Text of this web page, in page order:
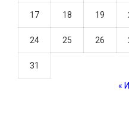
17 18 19
24 25 26
31
«